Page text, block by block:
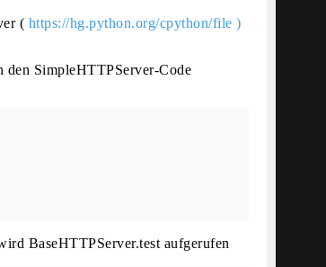
( https://hg.python.org/cpython/file )
den SimpleHTTPServer-Code
BaseHTTPServer.test aufgerufen